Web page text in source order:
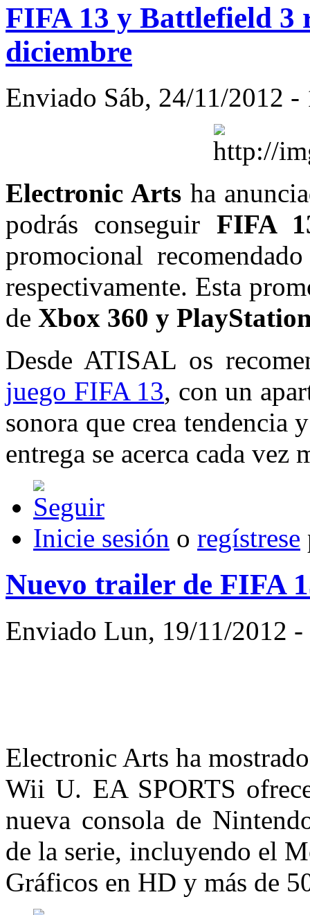
FIFA 13 y Battlefield 3
diciembre
Enviado Sáb, 24/11/2012 -
Electronic Artsha
podrás conseguir FIFA
promocional
respectivamente. Esta
de Xbox 360 y
Desde ATISAL os
juego FIFA 13, con un
sonora que crea tendencia
entrega se acerca cada vez
Inicie sesión o regístrese
Nuevo trailer de FIFA
Enviado Lun, 19/11/2012
Electronic Arts ha
Wii U. EA SPORTS
nueva consola de
de la serie, incluyendo el
Gráficos en HD y más de